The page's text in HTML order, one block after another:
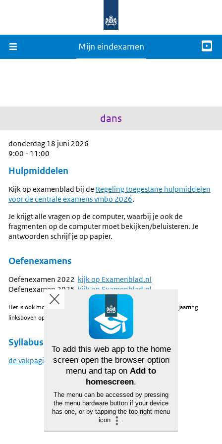
Mijn eindexamen
dans
donderdag 18 juni 2026
9:00 - 11:00
Hulpmiddelen
Kijk op examenblad bij de Regeling toegestane hulpmiddelen
voor de centrale examens vmbo 2026.
Je krijgt alle vragen op de computer, waarbij je ook de
fragmenten op de computer moet bekijken/beluisteren. Je
antwoorden schrijf je op papier.
Oefenexamens
Oefenexamen 2022 kijk op Examenblad.nl
Oefenexamen 2025 kijk op Examenblad.nl
Het is ook mogelijk om examens uit andere jaren te kiezen via de jaarring
linksboven op
Syllabus
de vakpagina op examenblad
To add this web app to the home
screen open the browser option
menu and tap on Add to
homescreen.
The menu can be accessed by pressing
the menu hardware button if your device
has one, or by tapping the top right menu
icon
.